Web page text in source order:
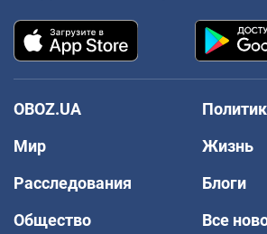
OBOZ.UA
Мир
Жизнь
Расследования
Блоги
Общество
Все